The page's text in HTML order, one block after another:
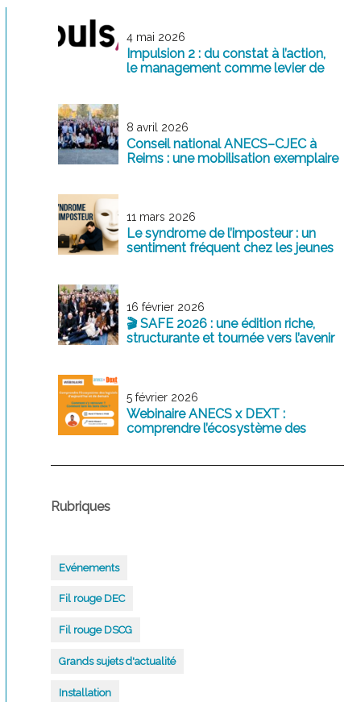
4 mai 2026
Impulsion 2 : du constat à l’action,
le management comme levier de
8 avril 2026
Conseil national ANECS–CJEC à
Reims : une mobilisation exemplaire
11 mars 2026
Le syndrome de l’imposteur : un
sentiment fréquent chez les jeunes
16 février 2026
🎬 SAFE 2026 : une édition riche,
structurante et tournée vers l’avenir
5 février 2026
Webinaire ANECS x DEXT :
comprendre l’écosystème des
Rubriques
Evénements
Fil rouge DEC
Fil rouge DSCG
Grands sujets d'actualité
Installation